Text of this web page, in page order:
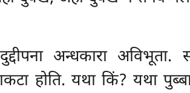
अन्धकारा
होति. यथा किं? यथा